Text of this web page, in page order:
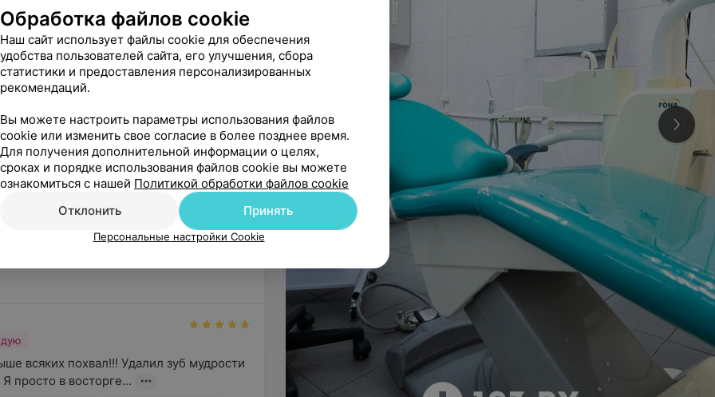
установили 2 импланта, все отлично! Я
что это моя перва...
• Имплантолог
Зубову Юрию Николаевичу!
на анестетики и это огромна...
всяких похвал!!! Удалил зуб мудрости
просто в восторге...
Обработка файлов cookie
Наш сайт использует файлы cookie для обеспечения
удобства пользователей сайта, его улучшения, сбора
статистики и предоставления персонализированных
рекомендаций.
Вы можете настроить параметры использования файлов
cookie или изменить свое согласие в более позднее время.
Для получения дополнительной информации о целях,
сроках и порядке использования файлов cookie вы можете
ознакомиться с нашей Политикой обработки файлов cookie
Отклонить
Принять
Персональные настройки Cookie